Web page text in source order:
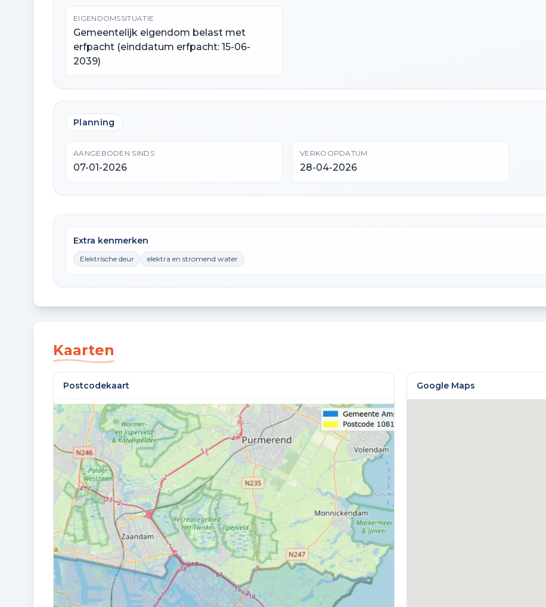
EIGENDOMSSITUATIE
Gemeentelijk eigendom belast met
erfpacht (einddatum erfpacht: 15-06-
2039)
Planning
AANGEBODEN SINDS
07-01-2026
VERKOOPDATUM
28-04-2026
Extra kenmerken
Elektrische deur elektra en stromend water
Kaarten
Postcodekaart Google Maps